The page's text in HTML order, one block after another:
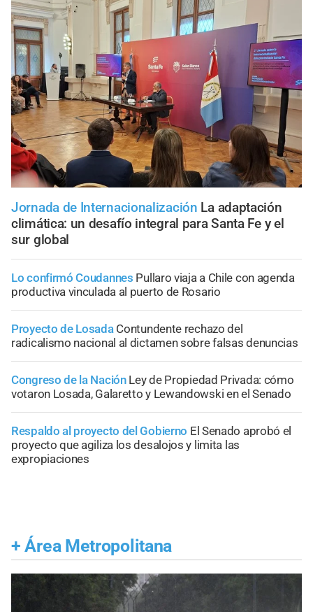
Jornada de Internacionalización La adaptación
climática: un desafío integral para Santa Fe y el
sur global
Lo confirmó Coudannes Pullaro viaja a Chile con agenda
productiva vinculada al puerto de Rosario
Proyecto de Losada Contundente rechazo del
radicalismo nacional al dictamen sobre falsas denuncias
Congreso de la Nación Ley de Propiedad Privada: cómo
votaron Losada, Galaretto y Lewandowski en el Senado
Respaldo al proyecto del Gobierno El Senado aprobó el
proyecto que agiliza los desalojos y limita las
expropiaciones
+ Área Metropolitana